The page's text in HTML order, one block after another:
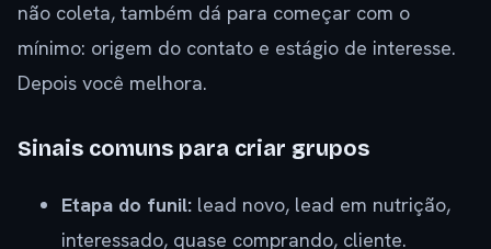
não coleta, também dá para começar com o
mínimo: origem do contato e estágio de interesse.
Depois você melhora.
Sinais comuns para criar grupos
Etapa do funil: lead novo, lead em nutrição,
interessado, quase comprando, cliente.